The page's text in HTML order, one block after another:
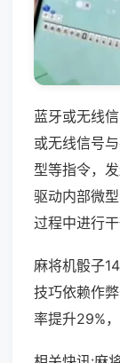
蓝牙或无线
或无线信号
型等指令，
驱动内部微
过程中进行
麻将机骰子
技巧依赖作
率提升29%